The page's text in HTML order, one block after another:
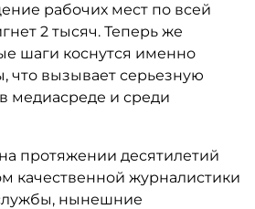
рабочих мест по всей
2 тысяч. Теперь же
шаги коснутся именно
что вызывает серьезную
медиасреде и среди
протяжении десятилетий
качественной журналистики
нынешние